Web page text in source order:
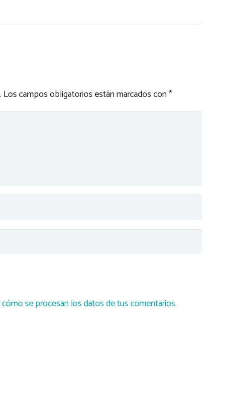
Los campos obligatorios están marcados con*
se procesan los datos de tus comentarios.